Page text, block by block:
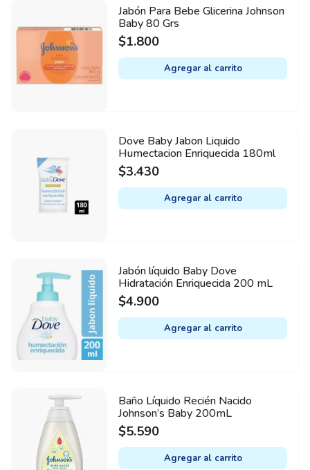
Jabón Para Bebe Glicerina Johnson
Baby 80 Grs
$1.800
Agregar al carrito
Dove Baby Jabon Liquido
Humectacion Enriquecida 180ml
$3.430
Agregar al carrito
Jabón líquido Baby Dove
Hidratación Enriquecida 200 mL
$4.900
Agregar al carrito
Baño Líquido Recién Nacido
Johnson’s Baby 200mL
$5.590
Agregar al carrito